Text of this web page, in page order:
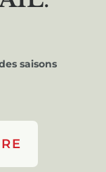
saisons